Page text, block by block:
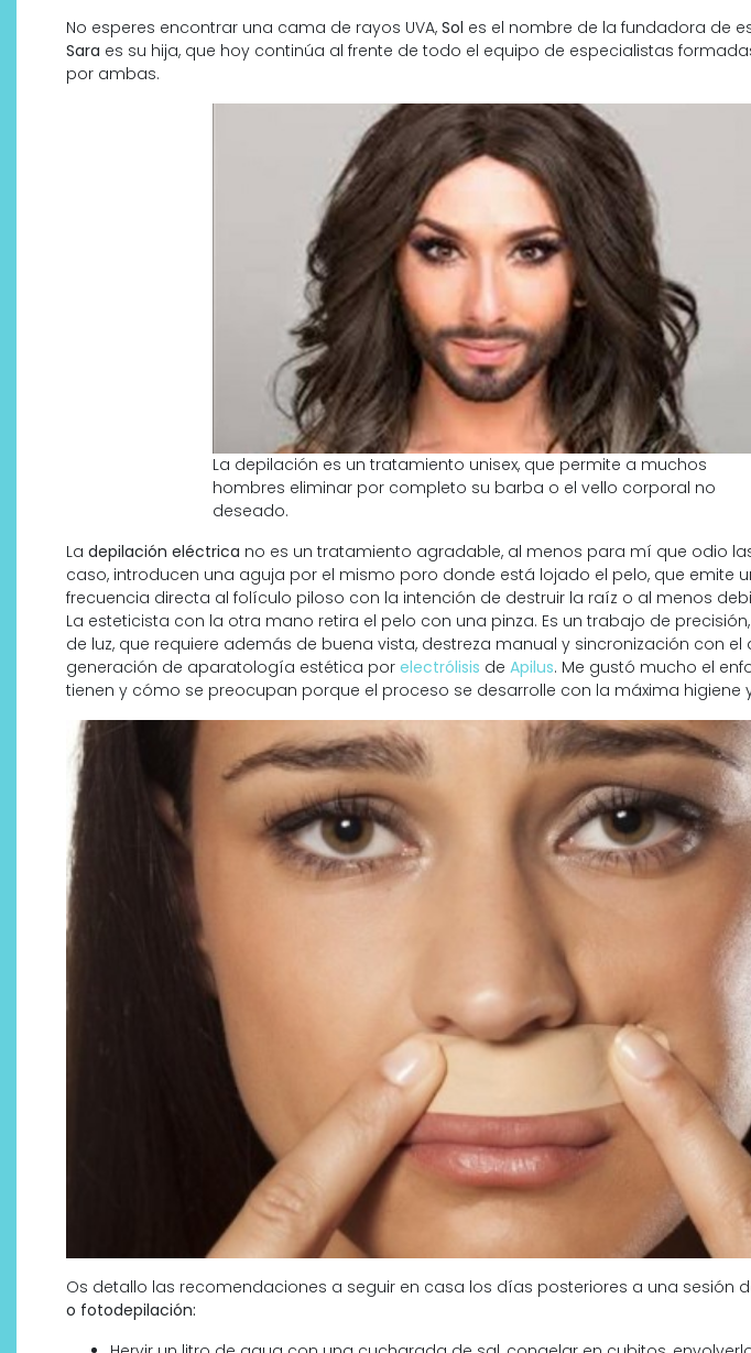
No esperes encontrar una cama de rayos UVA, Sol es el nombre de la fundadora de
Sara es su hija, que hoy continúa al frente de todo el equipo de especialistas
por ambas.
La depilación es un tratamiento unisex, que permite a muchos
hombres eliminar por completo su barba o el vello corporal no
deseado.
La depilación eléctrica no es un tratamiento agradable, al menos para mí que odio
caso, introducen una aguja por el mismo poro donde está lojado el pelo, que emite
frecuencia directa al folículo piloso con la intención de destruir la raíz o al menos
La esteticista con la otra mano retira el pelo con una pinza. Es un trabajo de
de luz, que requiere además de buena vista, destreza manual y sincronización con el
generación de aparatología estética por electrólisis de Apilus. Me gustó mucho el
tienen y cómo se preocupan porque el proceso se desarrolle con la máxima higiene
Os detallo las recomendaciones a seguir en casa los días posteriores a una sesión
o fotodepilación:
¿Qué revelan las zapatillas
de Alexia Putellas para Nike
sobre la nueva era del
objeto-artista?
Labeau
apostando
del bienestar